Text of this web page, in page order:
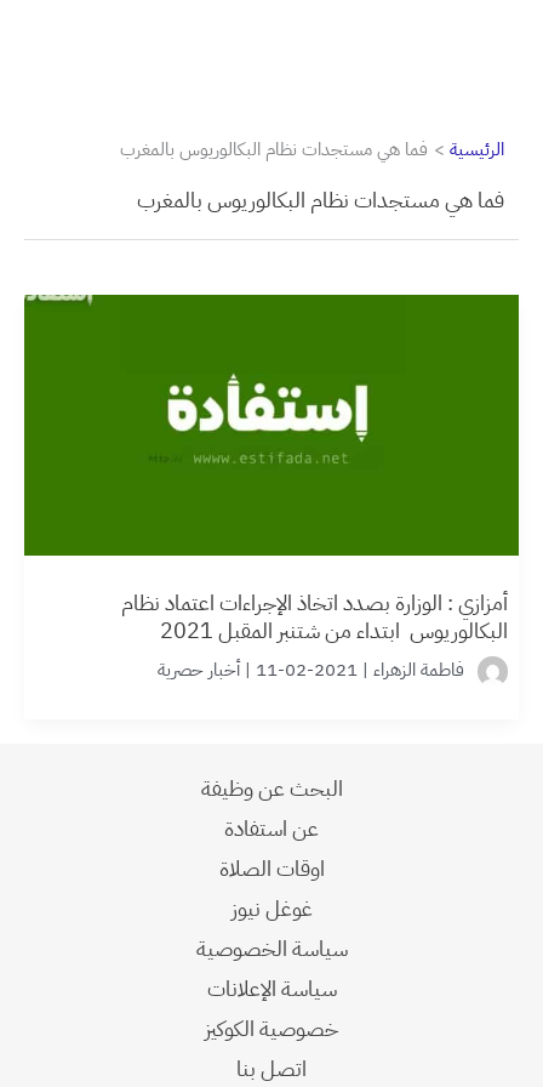
الرئيسية فما هي مستجدات نظام البكالوريوس بالمغرب
فما هي مستجدات نظام البكالوريوس بالمغرب
أمزازي : الوزارة بصدد اتخاذ الإجراءات اعتماد نظام
البكالوريوس ابتداء من شتنبر المقبل 2021
فاطمة الزهراء |
2021-02-11
|أخبار حصرية
البحث عن وظيفة
عن استفادة
اوقات الصلاة
غوغل نيوز
سياسة الخصوصية
سياسة الإعلانات
خصوصية الكوكيز
اتصل بنا